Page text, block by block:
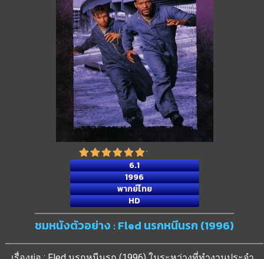
6.1
1996
พากย์ไทย
HD
ชมหนังตัวอย่าง : Fled นรกหนีนรก (1996)